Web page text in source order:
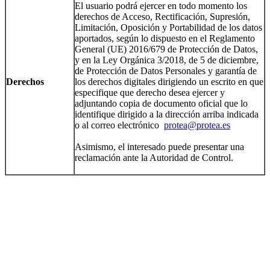
Derechos
El usuario podrá ejercer en todo momento los
derechos de Acceso, Rectificación, Supresión,
Limitación, Oposición y Portabilidad de los datos
aportados, según lo dispuesto en el Reglamento
General (UE) 2016/679 de Protección de Datos,
y en la Ley Orgánica 3/2018, de 5 de diciembre,
de Protección de Datos Personales y garantía de
los derechos digitales dirigiendo un escrito en que
especifique que derecho desea ejercer y
adjuntando copia de documento oficial que lo
identifique dirigido a la dirección arriba indicada
o al correo electrónico protea@protea.es
Asimismo, el interesado puede presentar una
reclamación ante la Autoridad de Control.